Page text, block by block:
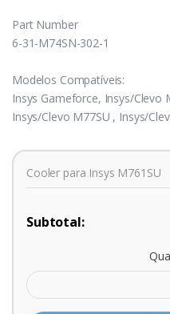
Part Number
6-31-M74SN-302-1
Modelos Compatíveis:
Insys Gameforce, Insys/Clevo
Insys/Clevo M77SU , Insys/
Cooler para Insys M761SU
Subtotal: